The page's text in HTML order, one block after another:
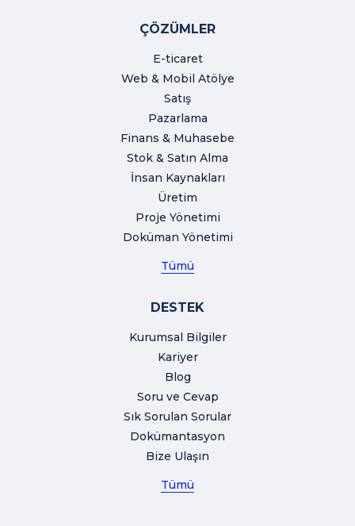
ÇÖZÜMLER
E-ticaret
Web & Mobil Atölye
Satış
Pazarlama
Finans & Muhasebe
Stok & Satın Alma
İnsan Kaynakları
Üretim
Proje Yönetimi
Doküman Yönetimi
Tümü
DESTEK
Kurumsal Bilgiler
Kariyer
Blog
Soru ve Cevap
Sık Sorulan Sorular
Dokümantasyon
Bize Ulaşın
Tümü